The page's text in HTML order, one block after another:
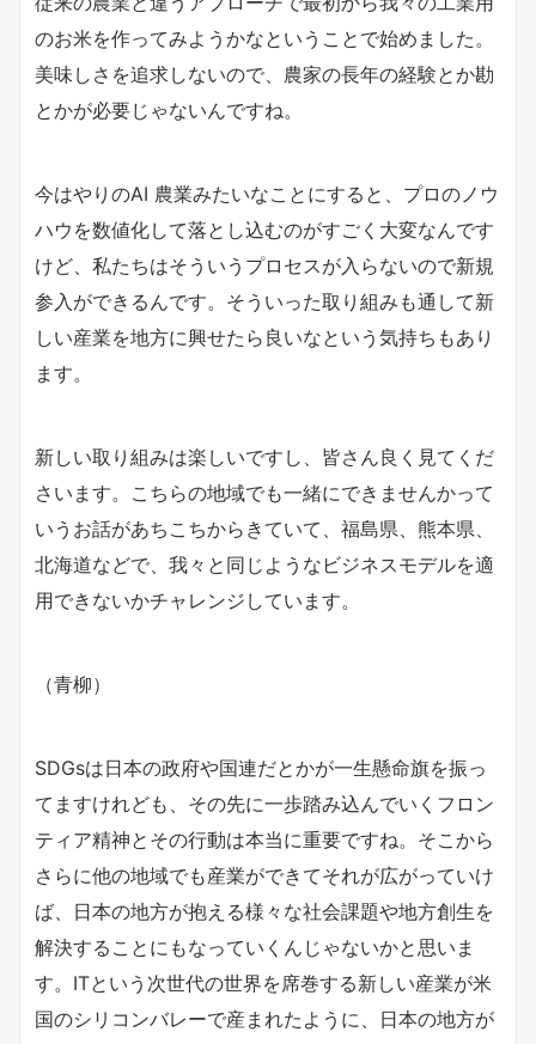
のお米を作ってみようかなということで始めました。
美味しさを追求しないので、農家の長年の経験とか勘
とかが必要じゃないんですね。
今はやりのAI 農業みたいなことにすると、プロのノウ
ハウを数値化して落とし込むのがすごく大変なんです
けど、私たちはそういうプロセスが入らないので新規
参入ができるんです。そういった取り組みも通して新
しい産業を地方に興せたら良いなという気持ちもあり
ます。
新しい取り組みは楽しいですし、皆さん良く見てくだ
さいます。こちらの地域でも一緒にできませんかって
いうお話があちこちからきていて、福島県、熊本県、
北海道などで、我々と同じようなビジネスモデルを適
用できないかチャレンジしています。
（青柳）
SDGsは日本の政府や国連だとかが一生懸命旗を振っ
てますけれども、その先に一歩踏み込んでいくフロン
ティア精神とその行動は本当に重要ですね。そこから
さらに他の地域でも産業ができてそれが広がっていけ
ば、日本の地方が抱える様々な社会課題や地方創生を
解決することにもなっていくんじゃないかと思いま
す。ITという次世代の世界を席巻する新しい産業が米
国のシリコンバレーで産まれたように、日本の地方が